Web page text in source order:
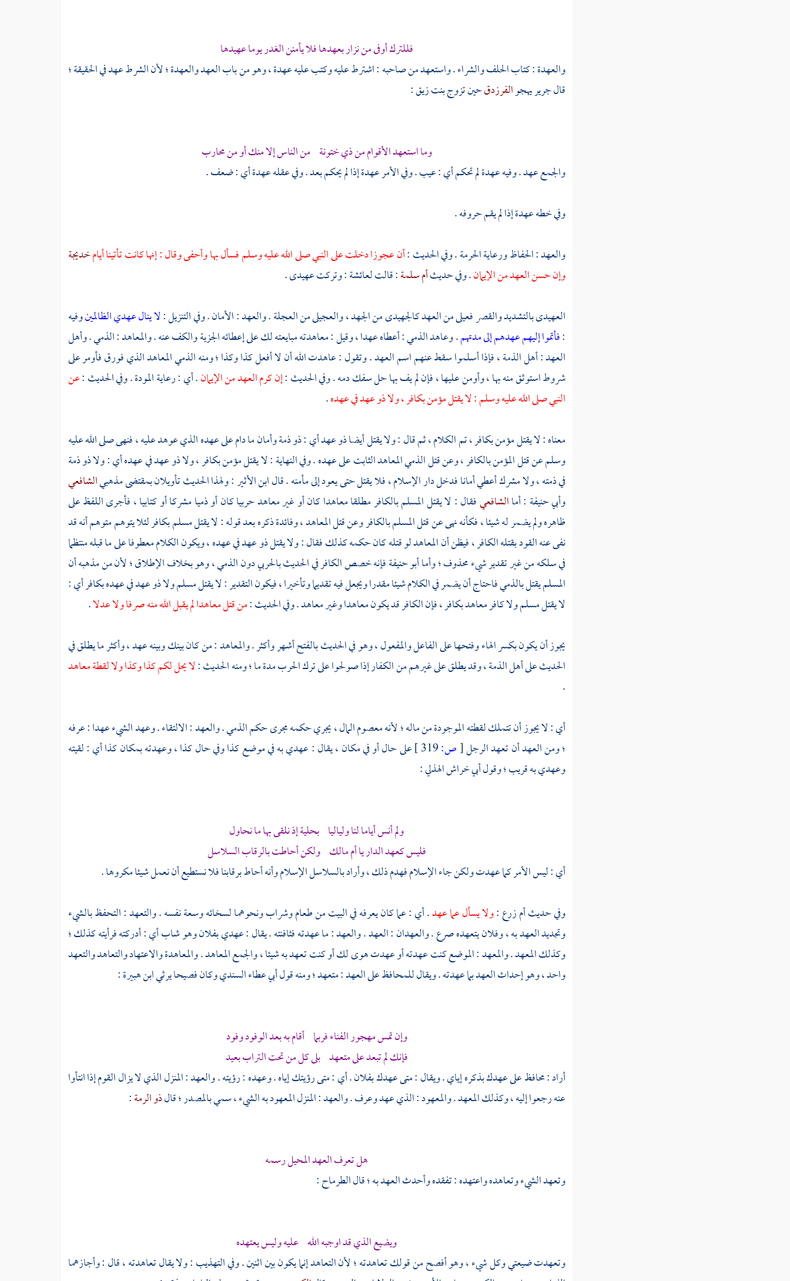
فللترك أوفى مننزاربعهدها فلا يأمنن الغدر يوما عهيدها
والعهدة : كتاب الحلف والشراء . واستعهد من صاحبه : اشترط عليه وكتب عليه عهدة ، وهو من باب العهد والعهدة ؛ لأن الشرط عهد في الحقيقة ؛
قال جرير يهجوالفرزدقحين تزوج بنت زيق :
وما استعهد الأقوام من ذي ختونة من الناس إلا منك أو من محارب
والجمع عهد . وفيه عهدة لم تحكم أي : عيب . وفي الأمر عهدة إذا لم يحكم بعد . وفي عقله عهدة أي : ضعف .
وفي خطه عهدة إذا لم يقم حروفه .
والعهد : الحفاظ ورعاية الحرمة . وفي الحديث :أن عجوزا دخلت على النبي صلى الله عليه وسلم فسأل بها وأحفى وقال : إنها كانت تأتينا أيامخديجة
وإن حسن العهد من الإيمان. وفي حديثأم سلمة: قالتلعائشة: وتركت عهيدى .
العهيدى بالتشديد والقصر فعيلى من العهد كالجهيدى من الجهد ، والعجيلى من العجلة . والعهد : الأمان . وفي التنزيل :لا ينال عهدي الظالمينوفيه
:فأتموا إليهم عهدهم إلى مدتهم. وعاهد الذمي : أعطاه عهدا ، وقيل : معاهدته مبايعته لك على إعطائه الجزية والكف عنه . والمعاهد : الذمي . وأهل
العهد : أهل الذمة ، فإذا أسلموا سقط عنهم اسم العهد . وتقول : عاهدت الله أن لا أفعل كذا وكذا ؛ ومنه الذمي المعاهد الذي فورق فأومر على
شروط استوثق منه بها ، وأومن عليها ، فإن لم يف بها حل سفك دمه . وفي الحديث :إن كرم العهد من الإيمان. أي : رعاية المودة . وفي الحديث :عن
النبي صلى الله عليه وسلم : لا يقتل مؤمن بكافر ، ولا ذو عهد في عهده.
معناه : لا يقتل مؤمن بكافر ، تم الكلام ، ثم قال : ولا يقتل أيضا ذو عهد أي : ذو ذمة وأمان ما دام على عهده الذي عوهد عليه ، فنهى صلى الله عليه
وسلم عن قتل المؤمن بالكافر ، وعن قتل الذمي المعاهد الثابت على عهده . وفي النهاية : لا يقتل مؤمن بكافر ، ولا ذو عهد في عهده أي : ولا ذو ذمة
في ذمته ، ولا مشرك أعطي أمانا فدخل دار الإسلام ، فلا يقتل حتى يعود إلى مأمنه . قالابن الأثير: ولهذا الحديث تأويلان بمقتضى مذهبيالشافعي
وأبي حنيفة : أماالشافعيفقال : لا يقتل المسلم بالكافر مطلقا معاهدا كان أو غير معاهد حربيا كان أو ذميا مشركا أو كتابيا ، فأجرى اللفظ على
ظاهره ولم يضمر له شيئا ، فكأنه نهى عن قتل المسلم بالكافر وعن قتل المعاهد ، وفائدة ذكره بعد قوله : لا يقتل مسلم بكافر لئلا يتوهم متوهم أنه قد
نفى عنه القود بقتله الكافر ، فيظن أن المعاهد لو قتله كان حكمه كذلك فقال : ولا يقتل ذو عهد في عهده ، ويكون الكلام معطوفا على ما قبله منتظما
في سلكه من غير تقدير شيء محذوف ؛ وأماأبو حنيفةفإنه خصص الكافر في الحديث بالحربي دون الذمي ، وهو بخلاف الإطلاق ؛ لأن من مذهبه أن
المسلم يقتل بالذمي فاحتاج أن يضمر في الكلام شيئا مقدرا ويجعل فيه تقديما وتأخيرا ، فيكون التقدير : لا يقتل مسلم ولا ذو عهد في عهده بكافر أي :
لا يقتل مسلم ولا كافر معاهد بكافر ، فإن الكافر قد يكون معاهدا وغير معاهد . وفي الحديث :من قتل معاهدا لم يقبل الله منه صرفا ولا عدلا.
يجوز أن يكون بكسر الهاء وفتحها على الفاعل والمفعول ، وهو في الحديث بالفتح أشهر وأكثر . والمعاهد : من كان بينك وبينه عهد ، وأكثر ما يطلق في
الحديث على أهل الذمة ، وقد يطلق على غيرهم من الكفار إذا صولحوا على ترك الحرب مدة ما ؛ ومنه الحديث :لا يحل لكم كذا وكذا ولا لقطة معاهد
.
أي : لا يجوز أن تتملك لقطته الموجودة من ماله ؛ لأنه معصوم المال ، يجري حكمه مجرى حكم الذمي . والعهد : الالتقاء . وعهد الشيء عهدا : عرفه
؛ ومن العهد أن تعهد الرجل[ص:
على حال أو في مكان ، يقال : عهدي به في موضع كذا وفي حال كذا ، وعهدته بمكان كذا أي : لقيته
وعهدي به قريب ؛ وقولأبي خراش الهذلي:
ولم أنس أياما لنا ولياليا بحلية إذ نلقى بها ما نحاول
فليس كعهد الدار يا أم مالك ولكن أحاطت بالرقاب السلاسل
أي : ليس الأمر كما عهدت ولكن جاء الإسلام فهدم ذلك ، وأراد بالسلاسل الإسلام وأنه أحاط برقابنا فلا نستطيع أن نعمل شيئا مكروها .
وفي حديثأم زرع:ولا يسأل عما عهد. أي : عما كان يعرفه في البيت من طعام وشراب ونحوهما لسخائه وسعة نفسه . والتعهد : التحفظ بالشيء
وتجديد العهد به ، وفلان يتعهده صرع . والعهدان : العهد . والعهد : ما عهدته فثافنته . يقال : عهدي بفلان وهو شاب أي : أدركته فرأيته كذلك ؛
وكذلك المعهد . والمعهد : الموضع كنت عهدته أو عهدت هوى لك أو كنت تعهد به شيئا ، والجمع المعاهد . والمعاهدة والاعتهاد والتعاهد والتعهد
واحد ، وهو إحداث العهد بما عهدته . ويقال للمحافظ على العهد : متعهد ؛ ومنه قولأبي عطاء السنديوكان فصيحا يرثيابن هبيرة:
وإن تمس مهجور الفناء فربما أقام به بعد الوفود وفود
فإنك لم تبعد على متعهد بلى كل من تحت التراب بعيد
أراد : محافظ على عهدك بذكره إياي . ويقال : متى عهدك بفلان . أي : متى رؤيتك إياه . وعهده : رؤيته . والعهد : المنزل الذي لا يزال القوم إذا انتأوا
عنه رجعوا إليه ، وكذلك المعهد . والمعهود : الذي عهد وعرف . والعهد : المنزل المعهود به الشيء ، سمي بالمصدر ؛ قالذو الرمة:
هل تعرف العهد المحيل رسمه
وتعهد الشيء وتعاهده واعتهده : تفقده وأحدث العهد به ؛ قالالطرماح:
ويضيع الذي قد اوجبه الله عليه وليس يعتهده
وتعهدت ضيعتي وكل شيء ، وهو أفصح من قولك تعاهدته ؛ لأن التعاهد إنما يكون بين اثنين . وفي التهذيب : ولا يقال تعاهدته ، قال : وأجازهما